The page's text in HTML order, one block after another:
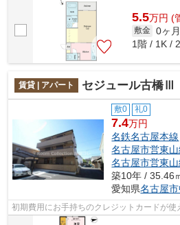
5.5万円 (
敷金 0ヶ月
1階 / 1K /
賃貸 | アパート セジュール古橋Ⅲ
敷0 礼0
7.4万円
名鉄名古屋本線
名古屋市営東山
名古屋市営東山
築10年 / 35.46
愛知県名古屋
初期費用にお手持ちのクレジットカードが使